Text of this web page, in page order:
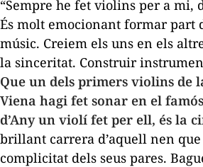
“Sempre he fet violins per a mi,
És molt emocionant formar part
músic. Creiem els uns en els
la sinceritat. Construir
Que un dels primers violins de
Viena hagi fet sonar en el
d’Any un violí fet per ell, és la
brillant carrera d’aquell nen
complicitat dels seus pares.